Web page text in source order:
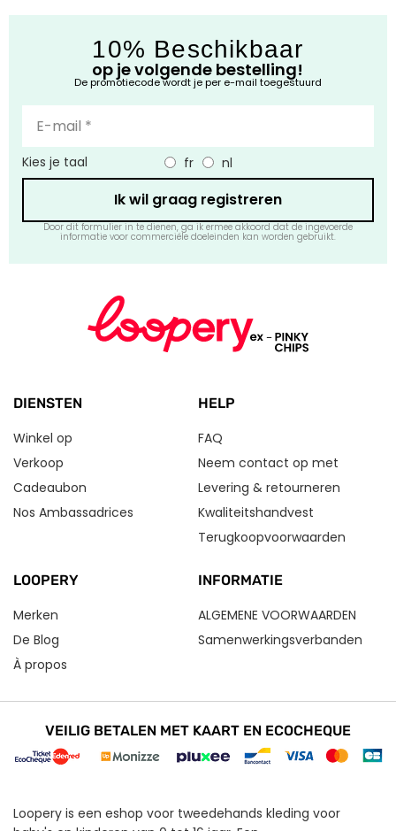
10% Beschikbaar
op je volgende bestelling!
De promotiecode wordt je per e-mail toegestuurd
Kies je taal fr nl
Ik wil graag registreren
Door dit formulier in te dienen, ga ik ermee akkoord dat de ingevoerde
informatie voor commerciële doeleinden kan worden gebruikt.
DIENSTEN
Winkel op
Verkoop
Cadeaubon
Nos Ambassadrices
HELP
FAQ
Neem contact op met
Levering & retourneren
Kwaliteitshandvest
Terugkoopvoorwaarden
LOOPERY
Merken
De Blog
À propos
INFORMATIE
ALGEMENE VOORWAARDEN
Samenwerkingsverbanden
VEILIG BETALEN MET KAART EN ECOCHEQUE
Loopery is een eshop voor tweedehands kleding voor